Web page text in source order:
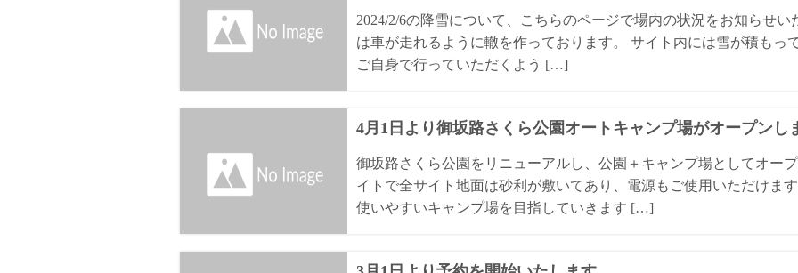
2024/2/6の降雪について、こちらのページで場内の状況をお知らせ
は車が走れるように轍を作っております。 サイト内には雪が積もっ
ご自身で行っていただくよう […]
4月1日より御坂路さくら公園オートキャンプ場がオープンし
御坂路さくら公園をリニューアルし、公園＋キャンプ場としてオー
イトで全サイト地面は砂利が敷いてあり、電源もご使用いただけま
使いやすいキャンプ場を目指していきます […]